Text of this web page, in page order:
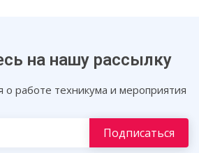
на нашу рассылку
работе техникума и мероприятия